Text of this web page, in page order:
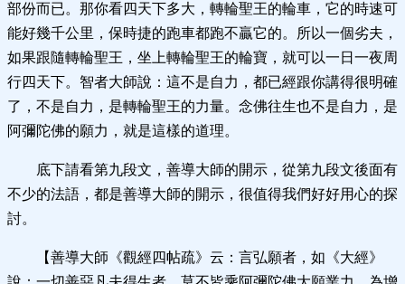
部份而已。那你看四天下多大，轉輪聖王的輪車，它的時速可
能好幾千公里，保時捷的跑車都跑不贏它的。所以一個劣夫，
如果跟隨轉輪聖王，坐上轉輪聖王的輪寶，就可以一日一夜周
行四天下。智者大師說：這不是自力，都已經跟你講得很明確
了，不是自力，是轉輪聖王的力量。念佛往生也不是自力，是
阿彌陀佛的願力，就是這樣的道理。
底下請看第九段文，善導大師的開示，從第九段文後面有
不少的法語，都是善導大師的開示，很值得我們好好用心的探
討。
【善導大師《觀經四帖疏》云：言弘願者，如《大經》